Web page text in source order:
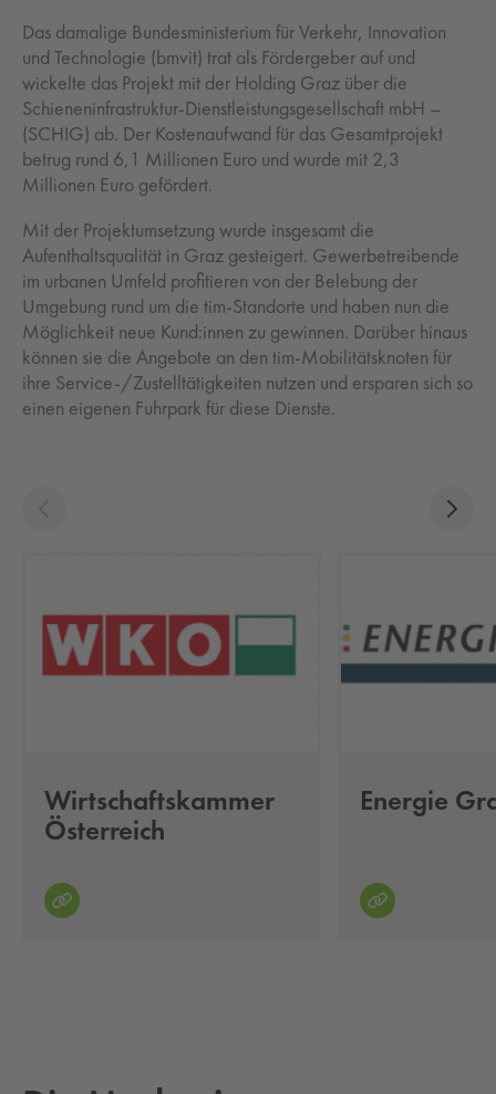
Das damalige Bundesministerium für Verkehr, Innovation
und Technologie (bmvit) trat als Fördergeber auf und
wickelte das Projekt mit der Holding Graz über die
Schieneninfrastruktur-Dienstleistungsgesellschaft mbH –
(SCHIG) ab. Der Kostenaufwand für das Gesamtprojekt
betrug rund 6,1 Millionen Euro und wurde mit 2,3
Millionen Euro gefördert.
Mit der Projektumsetzung wurde insgesamt die
Aufenthaltsqualität in Graz gesteigert. Gewerbetreibende
im urbanen Umfeld profitieren von der Belebung der
Umgebung rund um die tim-Standorte und haben nun die
Möglichkeit neue Kund:innen zu gewinnen. Darüber hinaus
können sie die Angebote an den tim-Mobilitätsknoten für
ihre Service-/Zustelltätigkeiten nutzen und ersparen sich so
einen eigenen Fuhrpark für diese Dienste.
Wirtschaftskammer
Österreich
Energie